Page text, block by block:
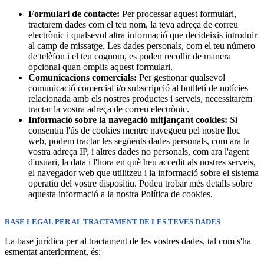
Formulari de contacte: Per processar aquest formulari,
tractarem dades com el teu nom, la teva adreça de correu
electrònic i qualsevol altra informació que decideixis introduir
al camp de missatge. Les dades personals, com el teu número
de telèfon i el teu cognom, es poden recollir de manera
opcional quan omplis aquest formulari.
Comunicacions comercials: Per gestionar qualsevol
comunicació comercial i/o subscripció al butlletí de notícies
relacionada amb els nostres productes i serveis, necessitarem
tractar la vostra adreça de correu electrònic.
Informació sobre la navegació mitjançant cookies: Si
consentiu l'ús de cookies mentre navegueu pel nostre lloc
web, podem tractar les següents dades personals, com ara la
vostra adreça IP, i altres dades no personals, com ara l'agent
d'usuari, la data i l'hora en què heu accedit als nostres serveis,
el navegador web que utilitzeu i la informació sobre el sistema
operatiu del vostre dispositiu. Podeu trobar més detalls sobre
aquesta informació a la nostra Política de cookies.
BASE LEGAL PER AL TRACTAMENT DE LES TEVES DADES
La base jurídica per al tractament de les vostres dades, tal com s'ha
esmentat anteriorment, és: